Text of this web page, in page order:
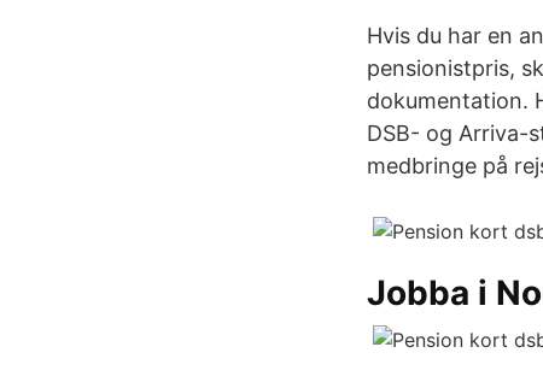
Hvis du har en
pensionistpris,
dokumentation.
DSB- og Arriva-
medbringe på
Jobba i